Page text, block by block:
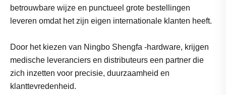
betrouwbare wijze en punctueel grote bestellingen
leveren omdat het zijn eigen internationale klanten heeft.
Door het kiezen van Ningbo Shengfa -hardware, krijgen
medische leveranciers en distributeurs een partner die
zich inzetten voor precisie, duurzaamheid en
klanttevredenheid.